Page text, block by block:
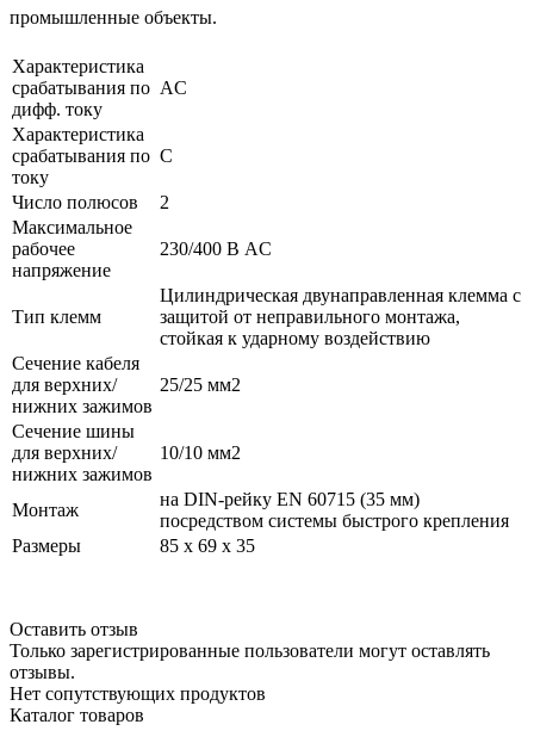
промышленные объекты.
Характеристика
срабатывания по
дифф. току
AC
Характеристика
срабатывания по
току
С
Число полюсов
2
Максимальное
рабочее
напряжение
230/400 В AC
Тип клемм
Цилиндрическая двунаправленная клемма с
защитой от неправильного монтажа,
стойкая к ударному воздействию
Сечение кабеля
для верхних/
нижних зажимов
25/25 мм2
Сечение шины
для верхних/
нижних зажимов
10/10 мм2
Монтаж
на DIN-рейку EN 60715 (35 мм)
посредством системы быстрого крепления
Размеры
85 x 69 x 35
Оставить отзыв
Только зарегистрированные пользователи могут оставлять
отзывы.
Нет сопутствующих продуктов
Каталог товаров